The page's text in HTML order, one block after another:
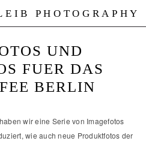
PHOTOGRAPHY
UND
FUER DAS
BERLIN
wir eine Serie von Imagefotos
wie auch neue Produktfotos der